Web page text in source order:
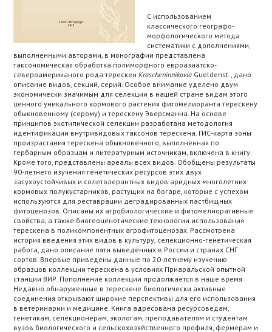
С использованием
классического географо-
морфологического метода
систематики с дополнениями,
выполненными авторами, в монографии представлена
таксономическая обработка полиморфного евроазиатско-
североамериканого рода терескенKrascheninnikovia Gueldenst., дано
описание видов, секций, серий. Особое внимание уделено двум
экономически значимым для селекции в нашей стране видам этого
ценного уникального кормового растения фитомелиоранта терескену
обыкновенному (серому) и терескену Эверсманна. На основе
принципов экотипической селекции разработана методология
идентификации внутривидовых таксонов терескена. ГИС-карта зоны
произрастания терескена обыкновенного, выполненная по
гербарным образцам и литературным источникам, включена в книгу.
Кроме того, представлены ареалы всех видов. Обобщены результаты
90-летнего изучения генетических ресурсов этих двух
засухоустойчивых и солетолерантных видов аридных многолетних
кормовых полукустарников, растущих на богаре, которые с успехом
используются для реставрации деградированных пастбищных
фитоценозов. Описаны их агробиологические и фитомелиоративные
свойства, а также биогеоценотические технологии использования
терескена в поликомпонентных агрофитоценозах. Рассмотрена
история введения этих видов в культуру, селекционно-генетическая
работа, дано описание пяти выведенных в России и странах СНГ
сортов. Впервые приведены данные по 20-летнему изучению
образцов коллекции терескена в условиях Приаральской опытной
станции ВИР. Пополнение коллекции продолжается в наше время.
Недавно обнаруженные в терескене биологически активные
соединения открывают широкие перспективы для его использования
в ветеринарии и медицине. Книга адресована ресурсоведам,
генетикам, селекционерам, экологам, преподавателям и студентам
вузов биологического и сельскохозяйственного профиля, фермерам и